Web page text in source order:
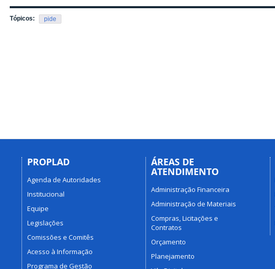
Tópicos: pide
PROPLAD
Agenda de Autoridades
Institucional
Equipe
Legislações
Comissões e Comitês
Acesso à Informação
Programa de Gestão
ÁREAS DE
ATENDIMENTO
Administração Financeira
Administração de Materiais
Compras, Licitações e
Contratos
Orçamento
Planejamento